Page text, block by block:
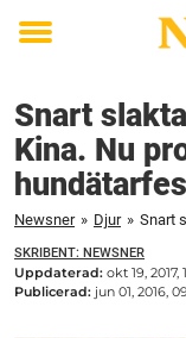
Toggle
Snart
Kina. Nu
Newsner » Djur »
SKRIBENT: NEWSNER
Uppdaterad: okt 19, 2017,
Publicerad: jun 01, 2016,